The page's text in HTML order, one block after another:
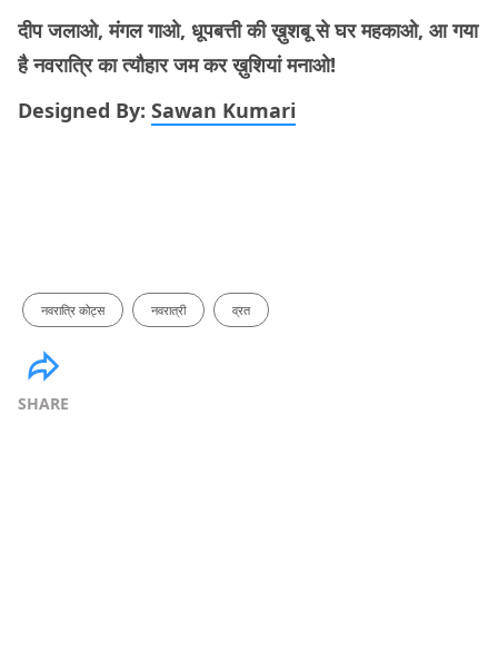
दीप जलाओ, मंगल गाओ, धूपबत्ती की ख़ुशबू से घर महकाओ, आ गया
है नवरात्रि का त्यौहार जम कर ख़ुशियां मनाओ!
Designed By: Sawan Kumari
नवरात्रि कोट्स नवरात्री व्रत
SHARE